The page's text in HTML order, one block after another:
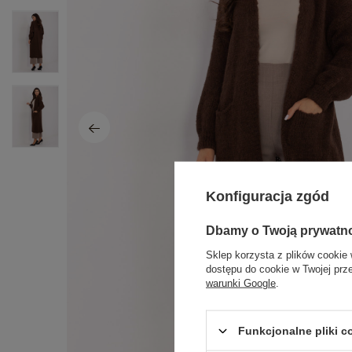
Konfiguracja zgód
Dbamy o Twoją
Sklep korzysta z plików cookie
dostępu do cookie w Twojej
warunki Google
Funkcjonalne pliki